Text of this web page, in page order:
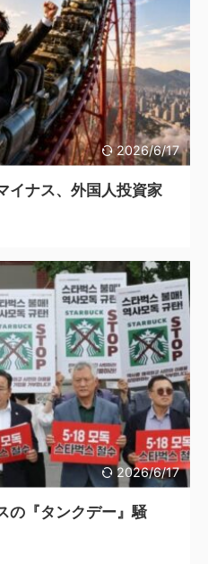
2026/6/17
イナス、外国人投資家
2026/6/17
の『タンクデー』騒